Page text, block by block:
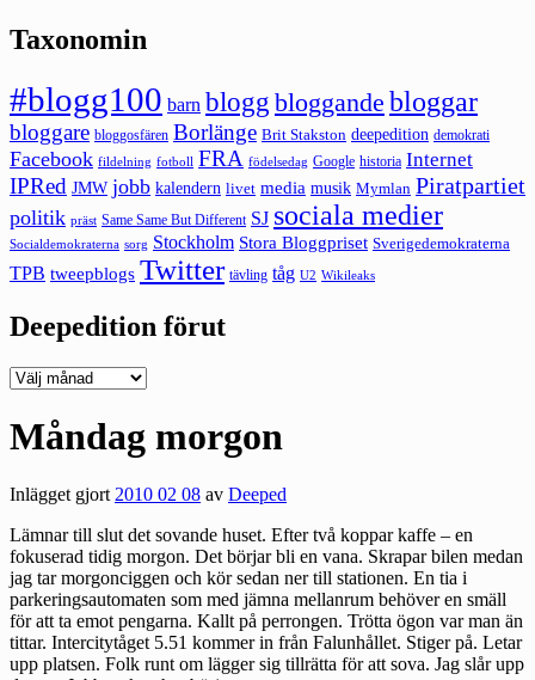
Taxonomin
#blogg100 barn blogg bloggande bloggar
bloggare bloggosfären Borlänge Brit Stakston deepedition demokrati
Facebook fildelning fotboll FRA födelsedag Google historia Internet
IPRed JMW jobb kalendern livet media musik Mymlan Piratpartiet
politik präst Same Same But Different SJ sociala medier
Socialdemokraterna sorg Stockholm Stora Bloggpriset Sverigedemokraterna
TPB tweepblogs Twitter tävling tåg U2 Wikileaks
Deepedition förut
Deepedition
Måndag morgon
Inlägget gjort2010 02 08 av Deeped
Lämnar till slut det sovande huset. Efter två koppar kaffe – en
fokuserad tidig morgon. Det börjar bli en vana. Skrapar bilen medan
jag tar morgonciggen och kör sedan ner till stationen. En tia i
parkeringsautomaten som med jämna mellanrum behöver en smäll
för att ta emot pengarna. Kallt på perrongen. Trötta ögon var man än
tittar. Intercitytåget 5.51 kommer in från Falunhållet. Stiger på. Letar
upp platsen. Folk runt om lägger sig tillrätta för att sova. Jag slår upp